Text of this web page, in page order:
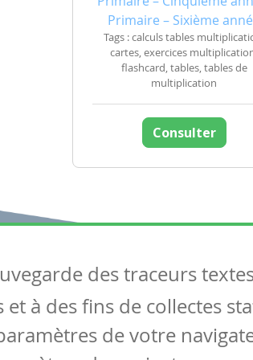
Primaire – Sixième
Tags : calculs tables
cartes, exercices
flashcard, tables, tables de
multiplication
Consulter
Articles
Tous les articles
Articles DYS
des traceurs
à des fins de collectes
de votre